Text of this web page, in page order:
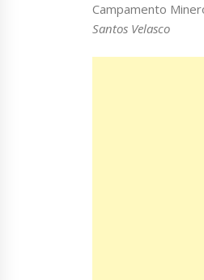
Campamento
Santos Velasco